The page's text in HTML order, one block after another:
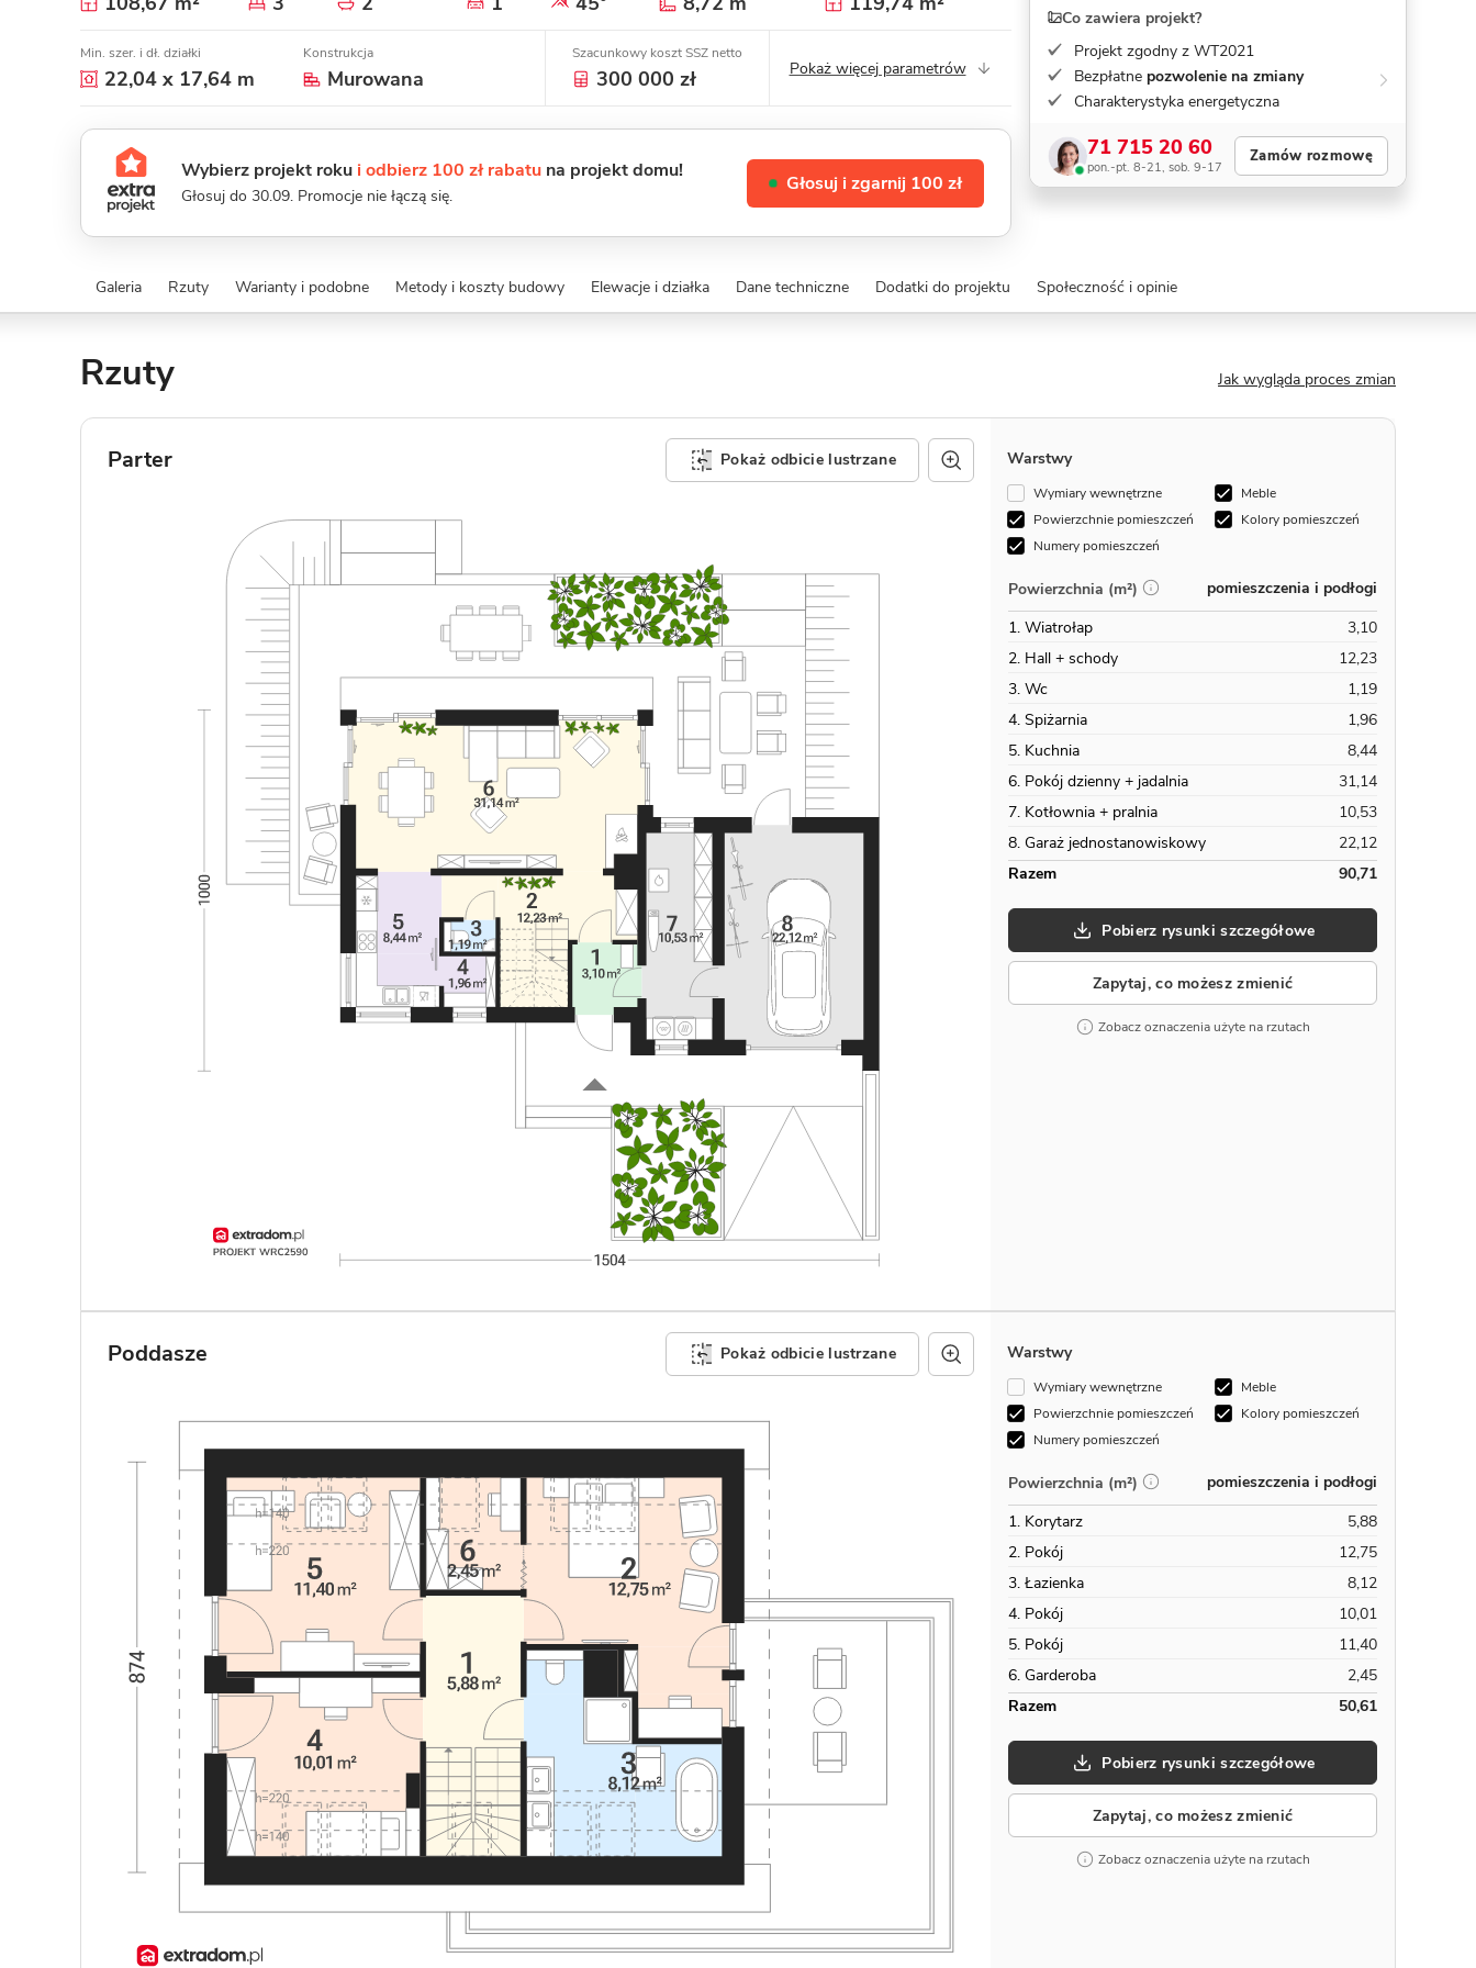
Min. szer. i dł. działki
22,04 x 17,64 m
Konstrukcja
Murowana
Szacunkowy koszt SSZ netto
300 000 zł Pokaż więcej parametrów
Wybierz projekt roku i odbierz 100 zł rabatu na projekt domu!
Głosuj do 30.09. Promocje nie łączą się.
Głosuj i zgarnij 100 zł
Co zawiera projekt?
Projekt zgodny z WT2021
Bezpłatne pozwolenie na zmiany
Charakterystyka energetyczna
71 715 20 60
pon.-pt. 8-21, sob. 9-17
Zamów rozmowę
Galeria Rzuty Warianty i podobne Metody i koszty budowy Elewacje i działka Dane techniczne Dodatki do projektu Społeczność i opinie
Rzuty Jak wygląda proces zmian
Parter Warstwy
Wymiary wewnętrzne
Meble
Powierzchnie pomieszczeń
Kolory pomieszczeń
Numery pomieszczeń
Pokaż odbicie lustrzane
Powierzchnia (m²)
pomieszczenia i podłogi
1. Wiatrołap
3,10
2. Hall + schody
12,23
3. Wc
1,19
4. Spiżarnia
1,96
5. Kuchnia
8,44
6. Pokój dzienny + jadalnia
31,14
7. Kotłownia + pralnia
10,53
8. Garaż jednostanowiskowy
22,12
Razem
90,71
Pobierz rysunki szczegółowe
Zapytaj, co możesz zmienić
Zobacz oznaczenia użyte na rzutach
Poddasze Warstwy
Wymiary wewnętrzne
Meble
Powierzchnie pomieszczeń
Kolory pomieszczeń
Numery pomieszczeń
Pokaż odbicie lustrzane
Powierzchnia (m²)
pomieszczenia i podłogi
1. Korytarz
5,88
2. Pokój
12,75
3. Łazienka
8,12
4. Pokój
10,01
5. Pokój
11,40
6. Garderoba
2,45
Razem
50,61
Pobierz rysunki szczegółowe
Zapytaj, co możesz zmienić
Zobacz oznaczenia użyte na rzutach